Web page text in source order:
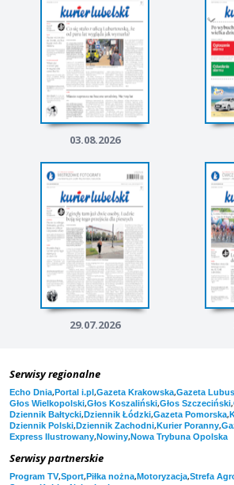
03.08.2026
29.07.2026
Serwisy regionalne
Echo Dnia,Portal i.pl,Gazeta Krakowska,Gazeta
Głos Wielkopolski,Głos Koszaliński,Głos Szczeciński,
Dziennik Bałtycki,Dziennik Łódzki,Gazeta Pomorska,
Dziennik Polski,Dziennik Zachodni,Kurier Poranny,
Express Ilustrowany,Nowiny,Nowa Trybuna Opolska
Serwisy partnerskie
Program TV,Sport,Piłka nożna,Motoryzacja,Strefa